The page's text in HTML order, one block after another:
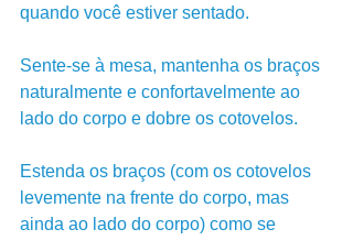
quando você estiver sentado.
Sente-se à mesa, mantenha os braços
naturalmente e confortavelmente ao
lado do corpo e dobre os cotovelos.
Estenda os braços (com os cotovelos
levemente na frente do corpo, mas
ainda ao lado do corpo) como se